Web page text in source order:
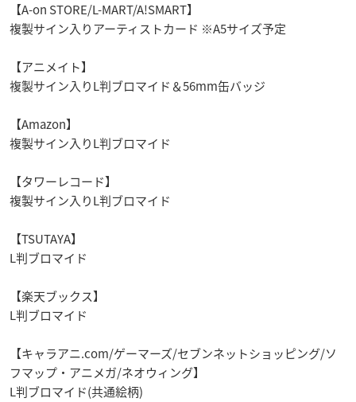
【A-on STORE/L-MART/A!SMART】
複製サイン入りアーティストカード ※A5サイズ予定
【アニメイト】
複製サイン入りL判ブロマイド＆56mm缶バッジ
【Amazon】
複製サイン入りL判ブロマイド
【タワーレコード】
複製サイン入りL判ブロマイド
【TSUTAYA】
L判ブロマイド
【楽天ブックス】
L判ブロマイド
【キャラアニ.com/ゲーマーズ/セブンネットショッピング/ソ
フマップ・アニメガ/ネオウィング】
L判ブロマイド(共通絵柄)